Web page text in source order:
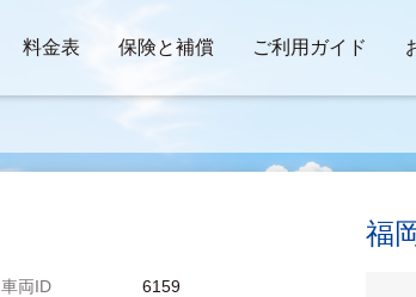
料金表 保険と補償 ご利用ガイド
福
車両ID 6159